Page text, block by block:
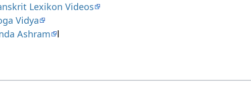
Lexikon Videos
Vidya
Ashram
l